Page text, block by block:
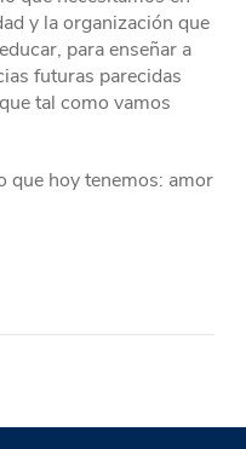
y la organización que
para enseñar a
futuras parecidas
tal como vamos
que hoy tenemos: amor